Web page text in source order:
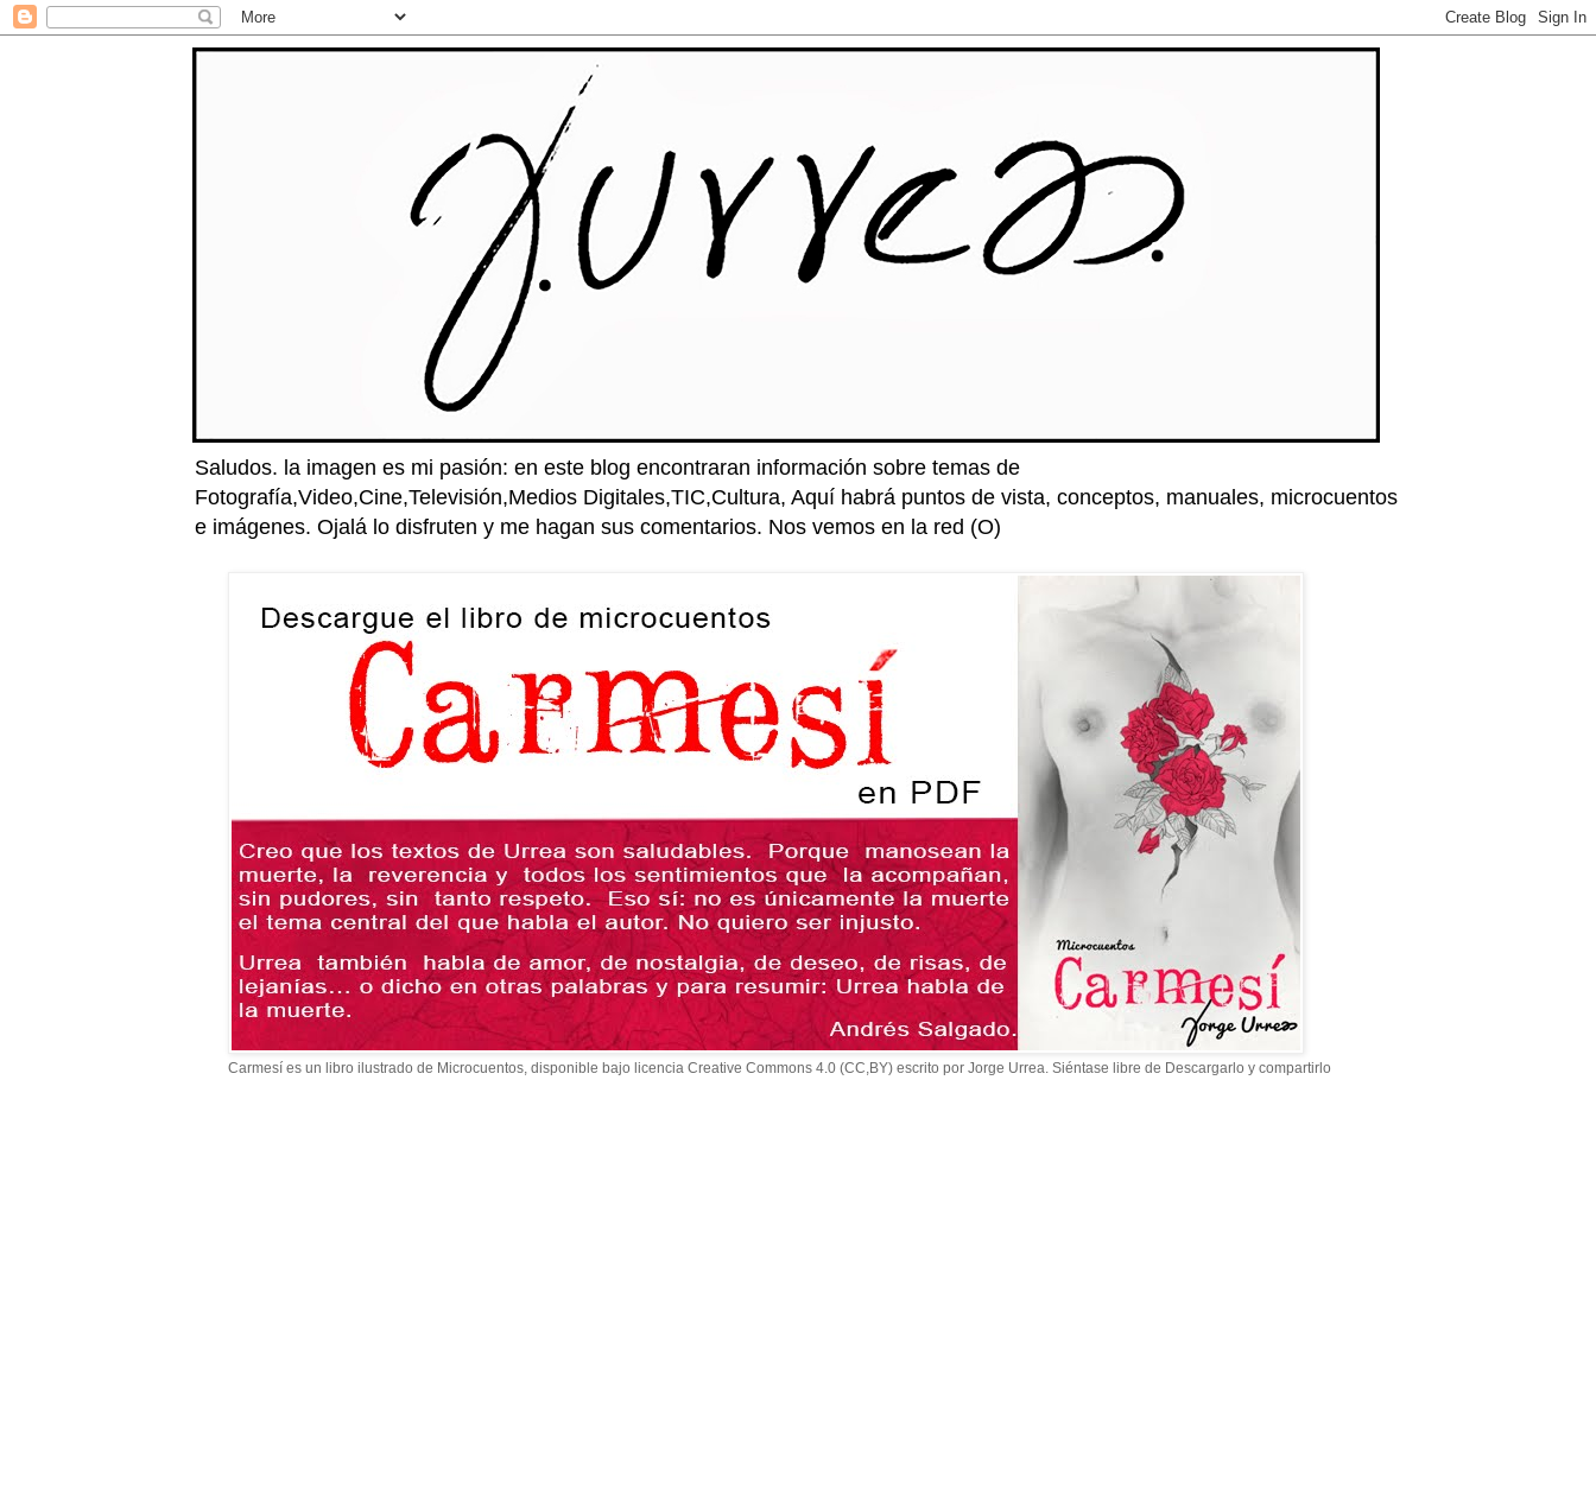
Saludos. la imagen es mi pasión: en este blog encontraran información sobre temas de
Fotografía,Video,Cine,Televisión,Medios Digitales,TIC,Cultura, Aquí habrá puntos de vista, conceptos, manuales, microcuentos
e imágenes. Ojalá lo disfruten y me hagan sus comentarios. Nos vemos en la red (O)
Carmesí es un libro ilustrado de Microcuentos, disponible bajo licencia Creative Commons 4.0 (CC,BY) escrito por Jorge Urrea. Siéntase libre de Descargarlo y compartirlo